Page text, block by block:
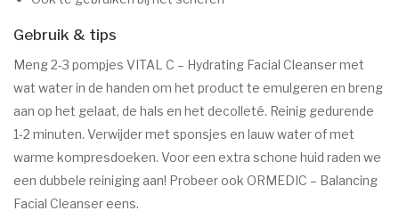
Gebruik & tips
Meng 2-3 pompjes VITAL C – Hydrating Facial Cleanser met
wat water in de handen om het product te emulgeren en breng
aan op het gelaat, de hals en het decolleté. Reinig gedurende
1-2 minuten. Verwijder met sponsjes en lauw water of met
warme kompresdoeken. Voor een extra schone huid raden we
een dubbele reiniging aan! Probeer ook ORMEDIC – Balancing
Facial Cleanser eens.